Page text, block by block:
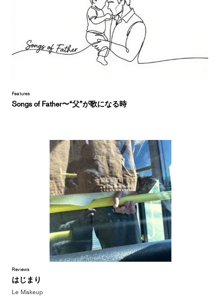
Features
Songs of Father〜“父”が歌になる時
Reviews
はじまり
Le Makeup